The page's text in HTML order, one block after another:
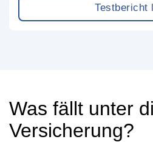
Testbericht
Was fällt unter
Versicherung?